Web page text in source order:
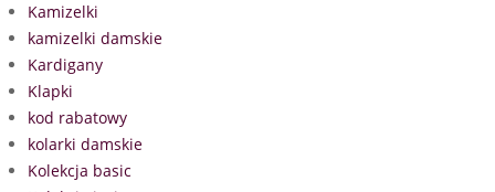
Kamizelki
kamizelki damskie
Kardigany
Klapki
kod rabatowy
kolarki damskie
Kolekcja basic